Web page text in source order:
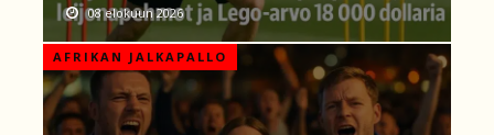
08 elokuun 2026
AFRIKAN JALKAPALLO